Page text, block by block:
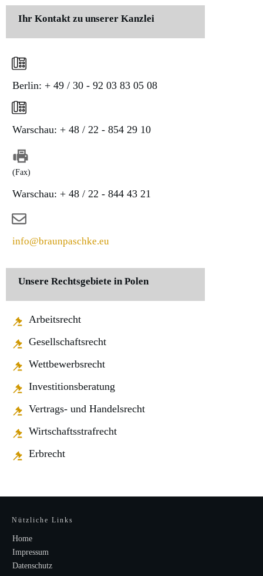
Ihr Kontakt zu unserer Kanzlei
Berlin: + 49 / 30 - 92 03 83 05 08
Warschau: + 48 / 22 - 854 29 10
(Fax)
Warschau: + 48 / 22 - 844 43 21
info@braunpaschke.eu
Unsere Rechtsgebiete in Polen
Arbeitsrecht
Gesellschaftsrecht
Wettbewerbsrecht
Investitionsberatung
Vertrags- und Handelsrecht
Wirtschaftsstrafrecht
Erbrecht
Nützliche Links
Home
Impressum
Datenschutz